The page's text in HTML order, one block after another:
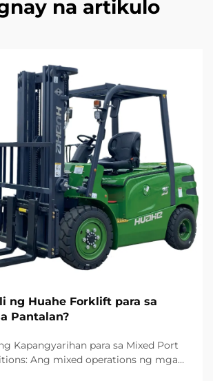
na artikulo
ng Huahe Forklift para sa
Pantalan?
Kapangyarihan para sa Mixed Port
Ang mixed operations ng mga